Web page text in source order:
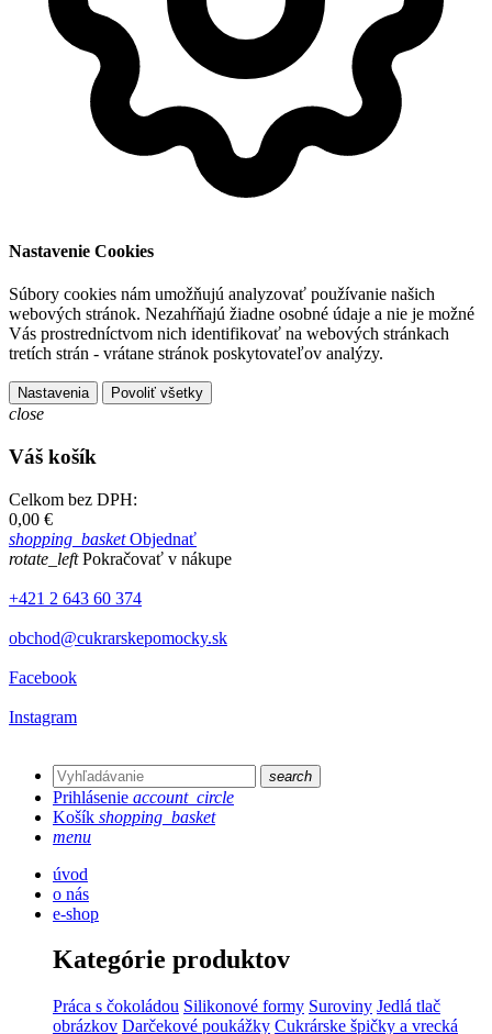
Nastavenie Cookies
Súbory cookies nám umožňujú analyzovať používanie našich
webových stránok. Nezahŕňajú žiadne osobné údaje a nie je možné
Vás prostredníctvom nich identifikovať na webových stránkach
tretích strán - vrátane stránok poskytovateľov analýzy.
Nastavenia Povoliť všetky
close
Váš košík
Celkom bez DPH:
0,00 €
shopping_basketObjednať
rotate_leftPokračovať v nákupe
+421 2 643 60 374
obchod@cukrarskepomocky.sk
Facebook
Instagram
search
Prihlásenie account_circle
Košík shopping_basket
menu
úvod
o nás
e-shop
Kategórie produktov
Práca s čokoládou Silikonové formy Suroviny Jedlá tlač
obrázkov Darčekové poukážky Cukrárske špičky a vrecká